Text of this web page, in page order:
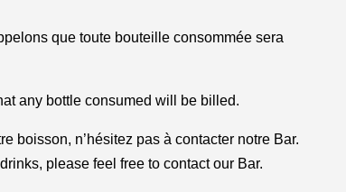
que toute bouteille consommée sera
any bottle consumed will be billed.
boisson, n’hésitez pas à contacter notre Bar.
please feel free to contact our Bar.